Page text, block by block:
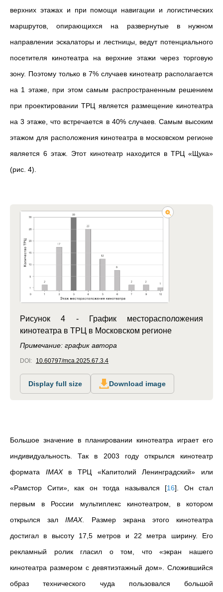
верхних этажах и при помощи навигации и логистических
маршрутов, опирающихся на развернутые в нужном
направлении эскалаторы и лестницы, ведут потенциального
посетителя кинотеатра на верхние этажи через торговую
зону. Поэтому только в 7% случаев кинотеатр располагается
на 1 этаже, при этом самым распространенным решением
при проектировании ТРЦ является размещение кинотеатра
на 3 этаже, что встречается в 40% случаев. Самым высоким
этажом для расположения кинотеатра в московском регионе
является 6 этаж. Этот кинотеатр находится в ТРЦ «Щука»
(рис. 4).
Рисунок 4 - График месторасположения
кинотеатра в ТРЦ в Московском регионе
Примечание: график автора
DOI: 10.60797/mca.2025.67.3.4
Display full size Download image
Большое значение в планировании кинотеатра играет его
индивидуальность. Так в 2003 году открылся кинотеатр
формата IMAXв ТРЦ «Капитолий Ленинградский» или
«Рамстор Сити», как он тогда назывался [16]
Он стал
первым в России мультиплекс кинотеатром,
в котором
открылся залIMAX. Размер экрана этого кинотеатра
достигал в высоту 17,5 метров и 22 метра ширину. Его
рекламный ролик гласил о том, что «экран нашего
кинотеатра размером с девятиэтажный дом». Сложившийся
образ технического чуда пользовался большой